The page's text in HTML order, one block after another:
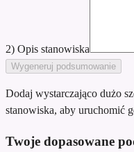
2) Opis stanowiska
Wygeneruj podsumowanie
Dodaj wystarczająco dużo
stanowiska, aby uruchomić
Twoje dopasowane